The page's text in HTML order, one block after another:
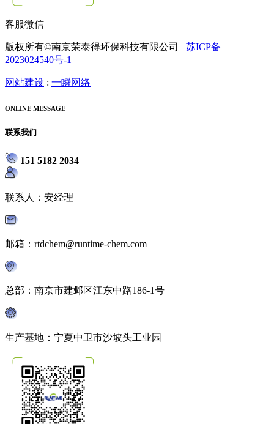
客服微信
版权所有©南京荣泰得环保科技有限公司 苏ICP备
2023024540号-1
网站建设 : 一瞬网络
ONLINE MESSAGE
联系我们
151 5182 2034
联系人：安经理
邮箱：rtdchem@runtime-chem.com
总部：南京市建邺区江东中路186-1号
生产基地：宁夏中卫市沙坡头工业园